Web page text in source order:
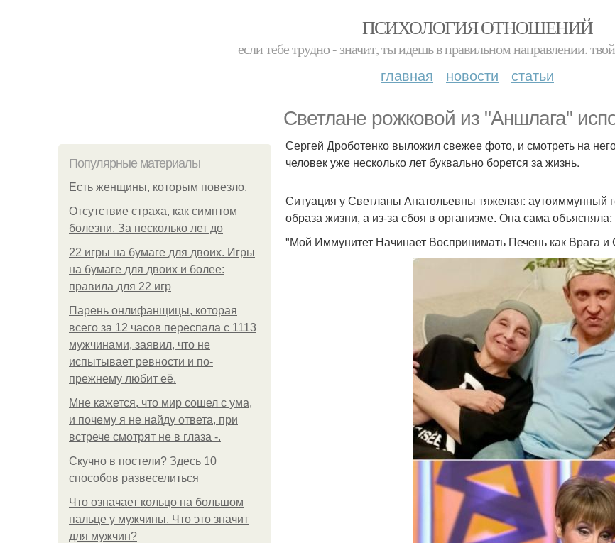
ПСИХОЛОГИЯ ОТНОШЕНИЙ
если тебе трудно - значит, ты идешь в правильном направлении.
главная новости статьи
Светлане рожковой из "Аншлага"
Популярные материалы
Есть женщины, которым повезло.
Отсутствие страха, как симптом
болезни. За несколько лет до
22 игры на бумаге для двоих. Игры
на бумаге для двоих и более:
правила для 22 игр
Парень онлифанщицы, которая
всего за 12 часов переспала с 1113
мужчинами, заявил, что не
испытывает ревности и по-
прежнему любит её.
Мне кажется, что мир сошел с ума,
и почему я не найду ответа, при
встрече смотрят не в глаза -.
Скучно в постели? Здесь 10
способов развеселиться
Что означает кольцо на большом
пальце у мужчины. Что это значит
для мужчин?
Сергей Дроботенко выложил свежее фото, и смотреть на
человек уже несколько лет буквально борется за жизнь.
Ситуация у Светланы Анатольевны тяжелая: аутоиммунный
образа жизни, а из-за сбоя в организме. Она сама объясняла:
"Мой Иммунитет Начинает Воспринимать Печень как Врага и